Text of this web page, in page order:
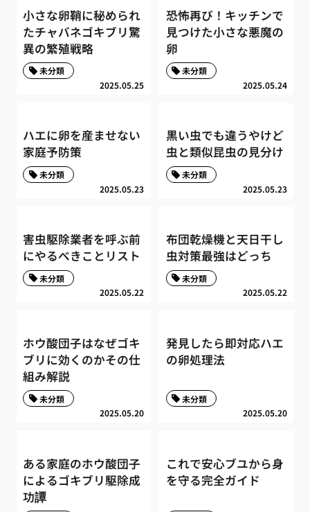
小さな卵鞘に秘められ
たチャバネゴキブリ驚
異の繁殖戦略
2025.05.25
未分類
恐怖再び！キッチンで
見つけた小さな悪魔の
卵
2025.05.24
未分類
ハエに卵を産ませない
家庭予防策
2025.05.23
未分類
黒い虫でも違うやけど
虫と類似昆虫の見分け
2025.05.23
未分類
害虫駆除業者を呼ぶ前
にやるべきことリスト
2025.05.22
未分類
布団乾燥機と天日干し
虫対策最強はどっち
2025.05.22
未分類
ホウ酸団子はなぜゴキ
ブリに効くのかその仕
組み解説
2025.05.20
未分類
発見したら即対応ハエ
の卵処理法
2025.05.20
未分類
ある家庭のホウ酸団子
によるゴキブリ駆除成
功譚
これで安心ブユから身
を守る完全ガイド